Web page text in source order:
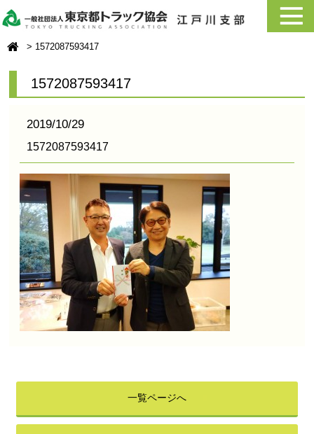
1572087593417
1572087593417
2019/10/29
1572087593417
一覧ページへ